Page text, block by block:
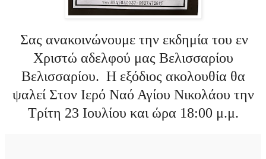
Σας ανακοινώνουμε την εκδημία του εν
Χριστώ αδελφού μας Βελισσαρίου
Βελισσαρίου. Η εξόδιος ακολουθία θα
ψαλεί Στον Ιερό Ναό Αγίου Νικολάου την
Τρίτη 23 Ιουλίου και ώρα 18:00 μ.μ.